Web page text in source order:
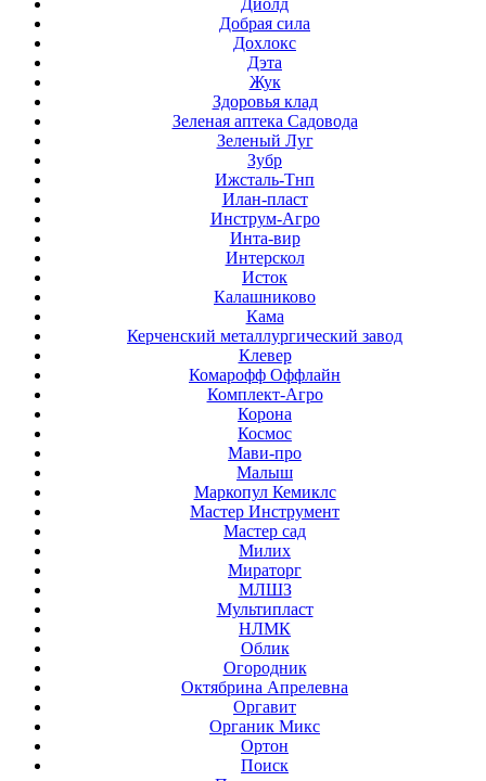
Диолд
Добрая сила
Дохлокс
Дэта
Жук
Здоровья клад
Зеленая аптека Садовода
Зеленый Луг
Зубр
Ижсталь-Тнп
Илан-пласт
Инструм-Агро
Инта-вир
Интерскол
Исток
Калашниково
Кама
Керченский металлургический завод
Клевер
Комарофф Оффлайн
Комплект-Агро
Корона
Космос
Мави-про
Малыш
Маркопул Кемиклс
Мастер Инструмент
Мастер сад
Милих
Мираторг
МЛШЗ
Мультипласт
НЛМК
Облик
Огородник
Октябрина Апрелевна
Оргавит
Органик Микс
Ортон
Поиск